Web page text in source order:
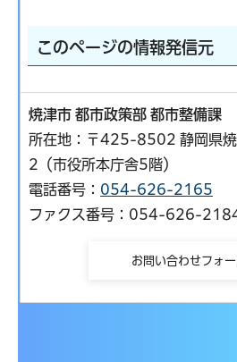
このページの情報発信元
焼津市 都市政策部 都市整備
所在地：〒425-8502 静岡県
2（市役所本庁舎5階）
電話番号： 054-626-2165
ファクス番号：054-626-